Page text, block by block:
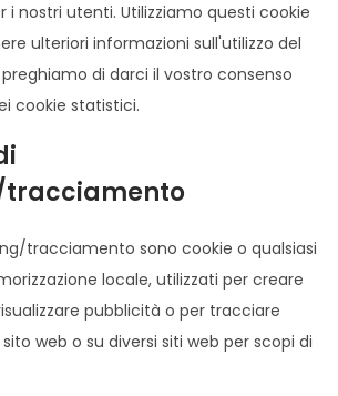
i nostri utenti. Utilizziamo questi cookie
ulteriori informazioni sull'utilizzo del
di darci il vostro consenso
cookie statistici.
tracciamento sono cookie o qualsiasi
locale, utilizzati per creare
pubblicità o per tracciare
web o su diversi siti web per scopi di